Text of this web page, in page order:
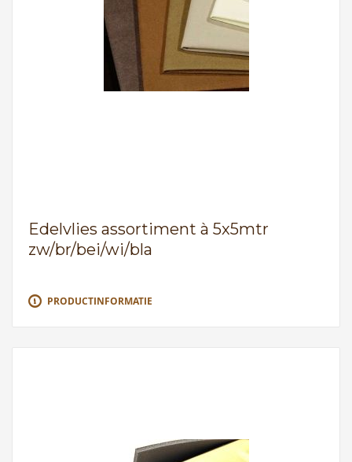
Edelvlies assortiment à 5x5mtr
zw/br/bei/wi/bla
PRODUCTINFORMATIE